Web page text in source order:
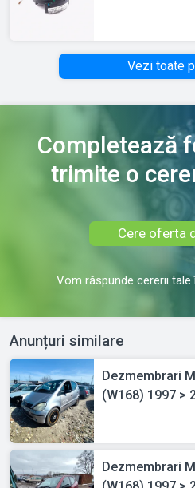
Vezi toate
Completează
trimite o
Cere oferta
Vom răspunde cererii
Anunțuri similare
Dezmembrari
(W168) 1997 >
Dezmembrari